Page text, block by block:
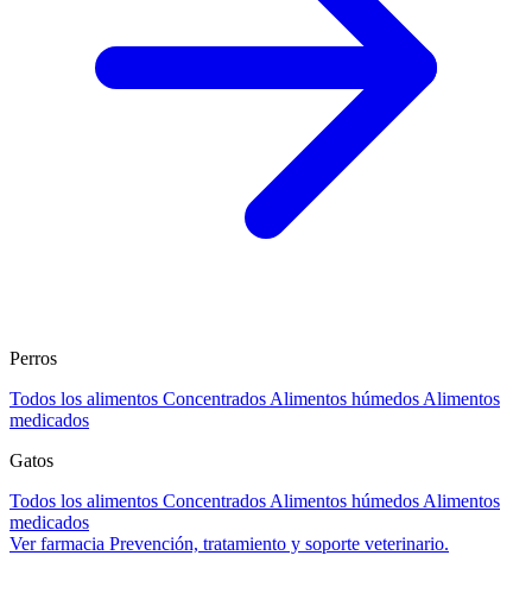
Perros
Todos los alimentos Concentrados Alimentos húmedos Alimentos
medicados
Gatos
Todos los alimentos Concentrados Alimentos húmedos Alimentos
medicados
Ver farmacia Prevención, tratamiento y soporte veterinario.